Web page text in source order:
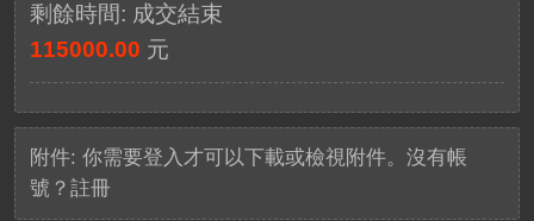
剩餘時間: 成交結束
115000.00 元
附件: 你需要登入 才可以下載或檢視附件。沒有帳
號？ 註冊